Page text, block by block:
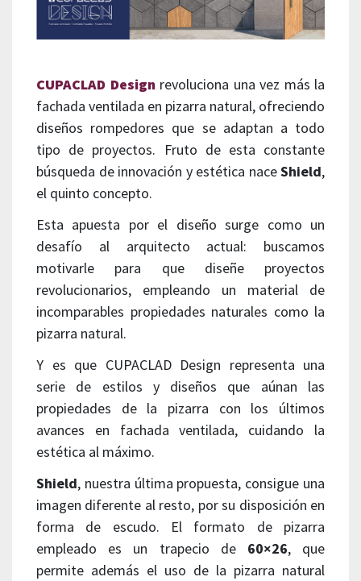
CUPACLAD Designrevoluciona una vez más la
fachada ventilada en pizarra natural, ofreciendo
diseños rompedores que se adaptan a todo
tipo de proyectos. Fruto de esta constante
búsqueda de innovación y estética naceShield,
el quinto concepto.
Esta apuesta por el diseño surge como un
desafío al arquitecto actual: buscamos
motivarle para que diseñe proyectos
revolucionarios, empleando un material de
incomparables propiedades naturales como la
pizarra natural.
Y es que CUPACLAD Design representa una
serie de estilos y diseños que aúnan las
propiedades de la pizarra con los últimos
avances en fachada ventilada, cuidando la
estética al máximo.
Shield, nuestra última propuesta, consigue una
imagen diferente al resto, por su disposición en
forma de escudo. El formato de pizarra
empleado es un trapecio de 60×26, que
permite además el uso de la pizarra natural